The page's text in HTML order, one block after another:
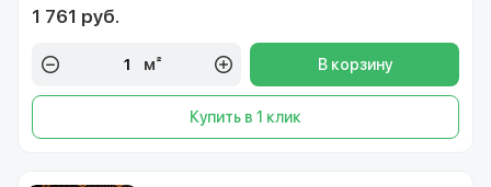
1 761 руб.
м² В корзину
Купить в 1 клик